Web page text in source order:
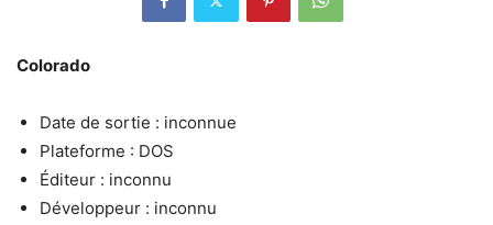
Colorado
Date de sortie : inconnue
Plateforme : DOS
Éditeur : inconnu
Développeur : inconnu